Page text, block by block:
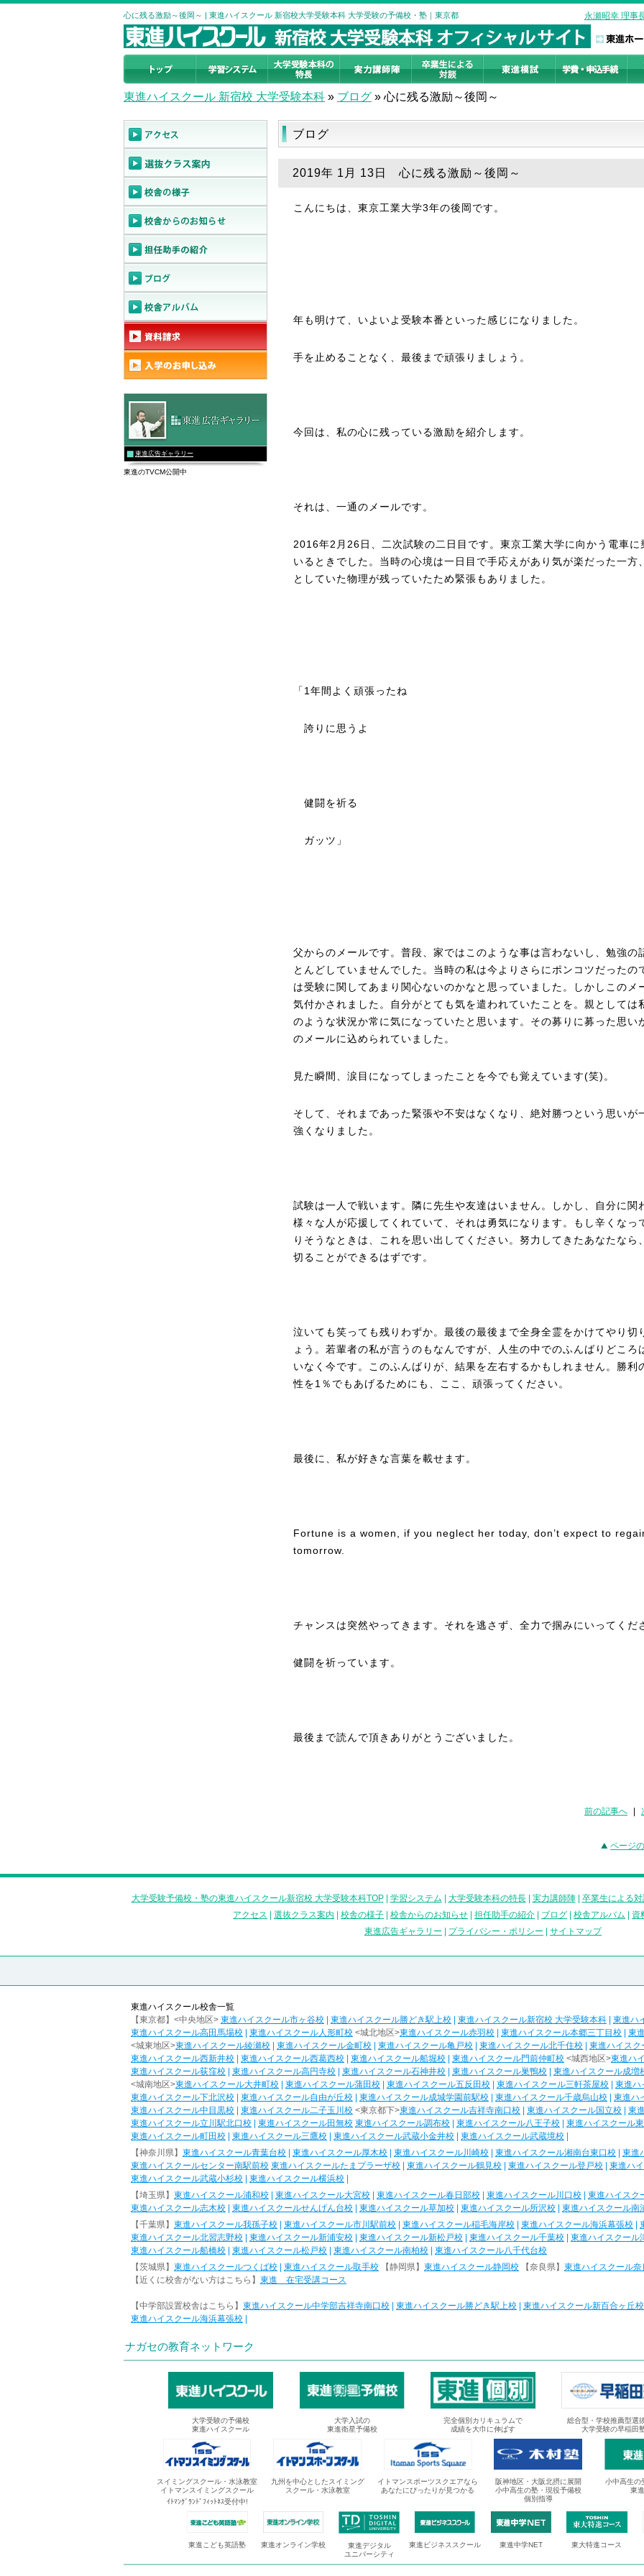
心に残る激励～後岡～ | 東進ハイスクール 新宿校大学受験本科 大学受験の予備校・塾｜東京都 永瀬昭幸 理事
東進ハイスクール 新宿校 大学受験本科 » ブログ » 心に残る激励～後岡～
ブログ
2019年 1月 13日 心に残る激励～後岡～
こんにちは、東京工業大学3年の後岡です。
年も明けて、いよいよ受験本番といった感じになりました。
手を止めることなく、最後まで頑張りましょう。
今回は、私の心に残っている激励を紹介します。
それは、一通のメールです。
2016年2月26日、二次試験の二日目です。東京工業大学に向かう電車に
いるときでした。当時の心境は一日目で手応えがあり気が楽だった一方
としていた物理が残っていたため緊張もありました。
「1年間よく頑張ったね
誇りに思うよ
健闘を祈る
ガッツ」
父からのメールです。普段、家ではこのような事は言わないし、勉強の
とんどしていませんでした。当時の私は今よりさらにポンコツだったの
は受験に関してあまり関心ないのかなと思っていました。しかしこのメ
気付かされました。自分がとても気を遣われていたことを。親としては
のような状況か常に気になっていたと思います。その募りに募った思い
のメールに込められていました。
見た瞬間、涙目になってしまったことを今でも覚えています(笑)。
そして、それまであった緊張や不安はなくなり、絶対勝つという思いが
強くなりました。
試験は一人で戦います。隣に先生や友達はいません。しかし、自分に関
様々な人が応援してくれていて、それは勇気になります。もし辛くなっ
りそうなときは、これを思い出してください。努力してきたあなたなら
切ることができるはずです。
泣いても笑っても残りわずか。最後の最後まで全身全霊をかけてやり切
ょう。若輩者の私が言うのもなんですが、人生の中でのふんばりどころ
いなく今です。このふんばりが、結果を左右するかもしれません。勝利
性を1％でもあげるためにも、ここ、頑張ってください。
最後に、私が好きな言葉を載せます。
Fortune is a women, if you neglect her today, don’t expect to
tomorrow.
チャンスは突然やってきます。それを逃さず、全力で掴みにいってくだ
健闘を祈っています。
最後まで読んで頂きありがとうございました。
前の記事へ
ページ
東進広告ギャラリー
東進のTVCM公開中
大学受験予備校・塾の東進ハイスクール新宿校 大学受験本科TOP| 学習システム 大学受験本科の特長| 実力講師陣| 卒業生による対
アクセス
選抜クラス案内 校舎の様子 校舎からのお知らせ 担任助手の紹介 ブログ 校舎アルバム 資
東進広告ギャラリー
プライバシー・ポリシー サイトマップ
東進ハイスクール校舎一覧
【東京都】<中央地区> 東進ハイスクール市ヶ谷校 東進ハイスクール勝どき駅上校 東進ハイスクール新宿校 大学受験本科 東進ハ
東進ハイスクール高田馬場校
東進ハイスクール人形町校 <城北地区>東進ハイスクール赤羽校 東進ハイスクール本郷三丁目校
東
<城東地区>東進ハイスクール綾瀬校 東進ハイスクール金町校 東進ハイスクール亀戸校 東進ハイスクール北千住校 東進ハイスク
東進ハイスクール西新井校
東進ハイスクール西葛西校 東進ハイスクール船堀校 東進ハイスクール門前仲町校 <城西地区>東進ハ
東進ハイスクール荻窪校
東進ハイスクール高円寺校 東進ハイスクール石神井校 東進ハイスクール巣鴨校 東進ハイスクール成増
<城南地区>東進ハイスクール大井町校 東進ハイスクール蒲田校 東進ハイスクール五反田校 東進ハイスクール三軒茶屋校 東進ハ
東進ハイスクール下北沢校
東進ハイスクール自由が丘校 東進ハイスクール成城学園前駅校 東進ハイスクール千歳烏山校
東進ハ
東進ハイスクール中目黒校
東進ハイスクール二子玉川校 <東京都下>東進ハイスクール吉祥寺南口校 東進ハイスクール国立校 東
東進ハイスクール立川駅北口校
東進ハイスクール田無校 東進ハイスクール調布校 東進ハイスクール八王子校 東進ハイスクール
東進ハイスクール町田校
東進ハイスクール三鷹校 東進ハイスクール武蔵小金井校 東進ハイスクール武蔵境校
【神奈川県】 東進ハイスクール青葉台校 東進ハイスクール厚木校 東進ハイスクール川崎校 東進ハイスクール湘南台東口校 東進
東進ハイスクールセンター南駅前校 東進ハイスクールたまプラーザ校 東進ハイスクール鶴見校 東進ハイスクール登戸校 東進ハ
東進ハイスクール武蔵小杉校
東進ハイスクール横浜校
【埼玉県】 東進ハイスクール浦和校 東進ハイスクール大宮校 東進ハイスクール春日部校 東進ハイスクール川口校 東進ハイスク
東進ハイスクール志木校
東進ハイスクールせんげん台校 東進ハイスクール草加校 東進ハイスクール所沢校 東進ハイスクール南
【千葉県】 東進ハイスクール我孫子校 東進ハイスクール市川駅前校 東進ハイスクール稲毛海岸校 東進ハイスクール海浜幕張校
東進ハイスクール北習志野校
東進ハイスクール新浦安校 東進ハイスクール新松戸校 東進ハイスクール千葉校 東進ハイスクール
東進ハイスクール船橋校
東進ハイスクール松戸校 東進ハイスクール南柏校
東進ハイスクール八千代台校
【茨城県】 東進ハイスクールつくば校 東進ハイスクール取手校 【静岡県】 東進ハイスクール静岡校 【奈良県】 東進ハイスクール奈
【近くに校舎がない方はこちら】 東進 在宅受講コース
【中学部設置校舎はこちら】 東進ハイスクール中学部吉祥寺南口校 東進ハイスクール勝どき駅上校 東進ハイスクール新百合ヶ丘校
東進ハイスクール海浜幕張校
ナガセの教育ネットワーク
大学受験の予備校
東進ハイスクール
大学入試の
東進衛星予備校
完全個別カリキュラムで
成績を大巾に伸ばす
総合型・学校推薦型選
大学受験の早稲田
スイミングスクール・水泳教室
イトマンスイミングスクール
ｲﾄﾏﾝｸﾞﾗﾝﾄﾞﾌｨｯﾄﾈｽ受付中!
九州を中心としたスイミング
スクール・水泳教室
イトマンスポーツスクエアなら
あなたにぴったりが見つかる
阪神地区・大阪北摂に展開
小中高生の塾・現役予備校
個別指導
小中高生の
東
東進こども英語塾 東進オンライン学校
東進デジタル
ユニバーシティ
東進ビジネススクール 東進中学NET 東大特進コース